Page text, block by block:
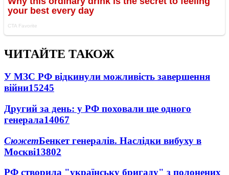
ЧИТАЙТЕ ТАКОЖ
У МЗС РФ відкинули можливість завершення
війни15245
Другий за день: у РФ поховали ще одного
генерала14067
СюжетБенкет генералів. Наслідки вибуху в
Москві13802
РФ створила "українську бригаду" з полонених